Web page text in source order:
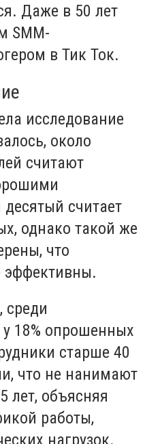
Даже в 50 лет
SMM-
в Тик Ток.
исследование
около
считают
считает
однако такой же
что
эффективны.
среди
у 18% опрошенных
старше 40
что не нанимают
лет, объясняя
работы,
нагрузок.